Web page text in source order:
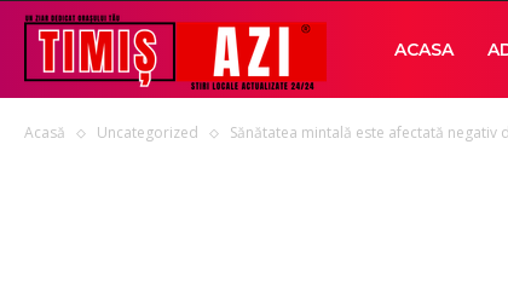
AZI
ACASA
Acasă Uncategorized Sănătatea mintală este afectată